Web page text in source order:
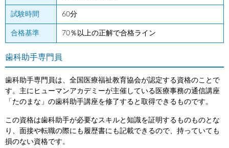
試験時間 60分
合格基準 70％以上の正解で合格ライン
歯科助手専門員
歯科助手専門員は、全国医療福祉教育協会が認定する資格のことで
す。主にヒューマンアカデミーが主催している医療事務の通信講座
「たのまな」の歯科助手講座を修了すると取得できるものです。
この資格は歯科助手が必要なスキルと知識を証明するものものとな
り、面接や転職の際にも履歴書にも記載できるので、持っていても
損のない資格です。